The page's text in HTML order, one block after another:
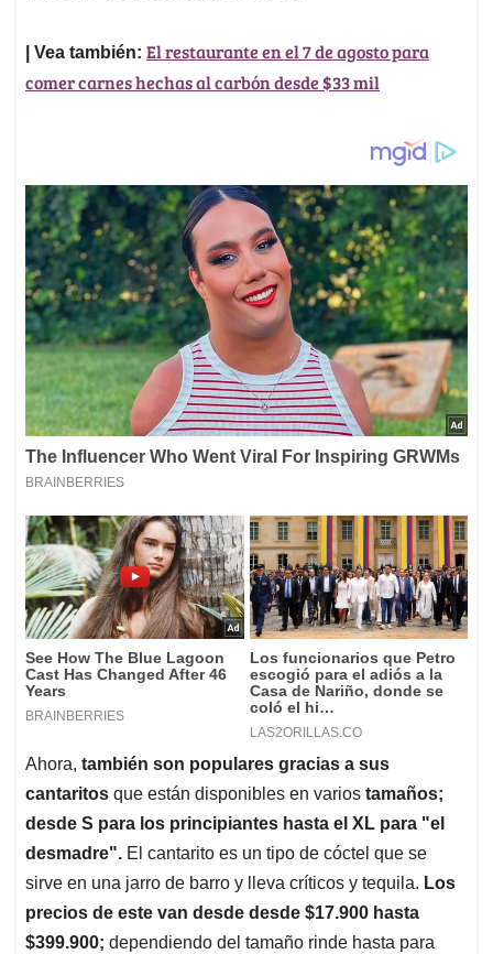
| Vea también: El restaurante en el 7 de agosto para
comer carnes hechas al carbón desde $33 mil
Ahora, también son populares gracias a sus
cantaritos que están disponibles en varios tamaños;
desde S para los principiantes hasta el XL para "el
desmadre". El cantarito es un tipo de cóctel que se
sirve en una jarro de barro y lleva críticos y tequila. Los
precios de este van desde desde $17.900 hasta
$399.900; dependiendo del tamaño rinde hasta para